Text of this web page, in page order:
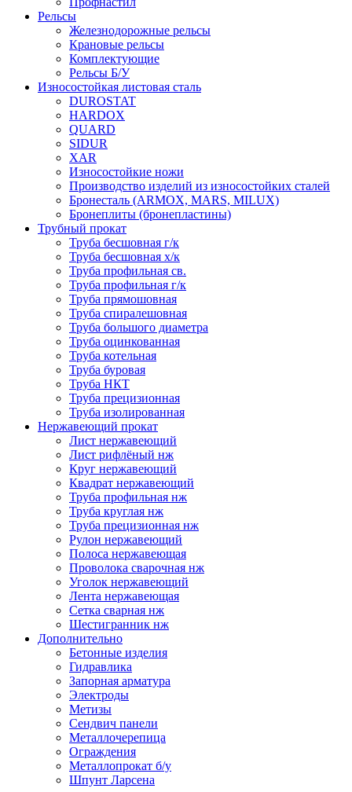
Рельсы
Железнодорожные рельсы
Крановые рельсы
Комплектующие
Рельсы Б/У
Износостойкая листовая сталь
DUROSTAT
HARDOX
QUARD
SIDUR
XAR
Износостойкие ножи
Производство изделий из износостойких сталей
Бронесталь (ARMOX, MARS, MILUX)
Бронеплиты (бронепластины)
Трубный прокат
Труба бесшовная г/к
Труба бесшовная х/к
Труба профильная св.
Труба профильная г/к
Труба прямошовная
Труба спиралешовная
Труба большого диаметра
Труба оцинкованная
Труба котельная
Труба буровая
Труба НКТ
Труба прецизионная
Труба изолированная
Нержавеющий прокат
Лист нержавеющий
Лист рифлёный нж
Круг нержавеющий
Квадрат нержавеющий
Труба профильная нж
Труба круглая нж
Труба прецизионная нж
Рулон нержавеющий
Полоса нержавеющая
Проволока сварочная нж
Уголок нержавеющий
Лента нержавеющая
Сетка сварная нж
Шестигранник нж
Дополнительно
Бетонные изделия
Гидравлика
Запорная арматура
Электроды
Метизы
Сендвич панели
Металлочерепица
Ограждения
Металлопрокат б/у
Шпунт Ларсена